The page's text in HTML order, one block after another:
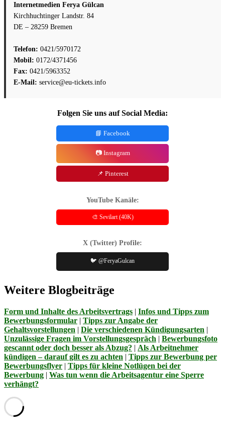
Internetmedien Ferya Gülcan
Kirchhuchtinger Landstr. 84
DE – 28259 Bremen
Telefon: 0421/5970172
Mobil: 0172/4371456
Fax: 0421/5963352
E-Mail: service@eu-tickets.info
Folgen Sie uns auf Social Media:
📘 Facebook
📷 Instagram
📌 Pinterest
YouTube Kanäle:
🎨 Sevilart (40K)
X (Twitter) Profile:
🐦 @FeryaGulcan
Weitere Blogbeiträge
Form und Inhalte des Arbeitsvertrags | Infos und Tipps zum
Bewerbungsformular | Tipps zur Angabe der
Gehaltsvorstellungen | Die verschiedenen Kündigungsarten |
Unzulässige Fragen im Vorstellungsgespräch | Bewerbungsfoto
gescannt oder doch besser als Abzug? | Als Arbeitnehmer
kündigen – darauf gilt es zu achten | Tipps zur Bewerbung per
Bewerbungsflyer | Tipps für kleine Notlügen bei der
Bewerbung | Was tun wenn die Arbeitsagentur eine Sperre
verhängt?